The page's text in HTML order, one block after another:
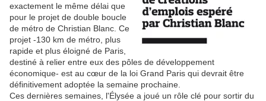
exactement le même délai que
pour le projet de double boucle
de métro de Christian Blanc. Ce
projet -130 km de métro, plus
rapide et plus éloigné de Paris,
destiné à relier entre eux des pôles de développement
économique- est au cœur de la loi Grand Paris qui devrait être
définitivement adoptée la semaine prochaine.
Ces dernières semaines, l'Élysée a joué un rôle clé pour sortir du